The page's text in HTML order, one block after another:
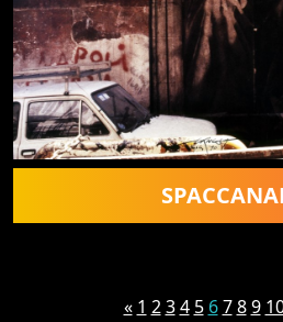
« 1 2 3 4 5 6 7 8 9